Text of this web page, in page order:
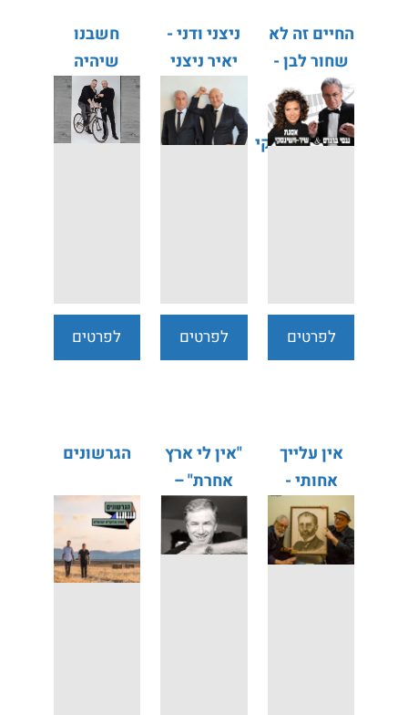
החיים זה לא
שחור לבן -
ננסי ברנדס
אסנת
שיר-וישינסקי
לפרטים
ניצני ודני -
יאיר ניצני
דני בסן
לפרטים
חשבנו
שיהיה
רומנטי יואב
גינאי אוהד
חיטמן
לפרטים
אין עלייך
אחותי -
רוביק
רוזנטל ודורי
בן זאב
"אין לי ארץ
אחרת" –
מופע משירי
אהוד מנור
הגרשונים